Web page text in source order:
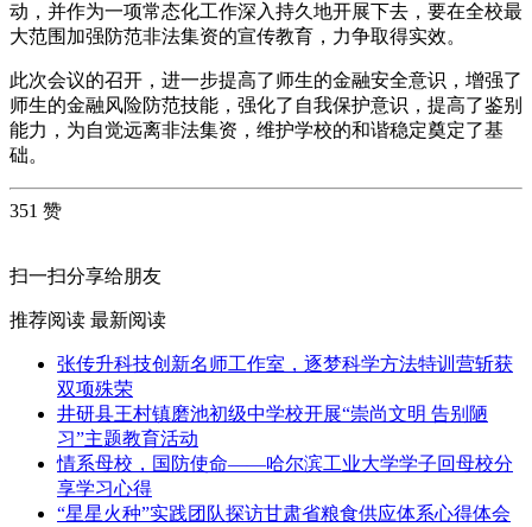
动，并作为一项常态化工作深入持久地开展下去，要在全校最
大范围加强防范非法集资的宣传教育，力争取得实效。
此次会议的召开，进一步提高了师生的金融安全意识，增强了
师生的金融风险防范技能，强化了自我保护意识，提高了鉴别
能力，为自觉远离非法集资，维护学校的和谐稳定奠定了基
础。
351 赞
扫一扫分享给朋友
推荐阅读 最新阅读
张传升科技创新名师工作室，逐梦科学方法特训营斩获
双项殊荣
井研县王村镇磨池初级中学校开展“崇尚文明 告别陋
习”主题教育活动
情系母校，国防使命——哈尔滨工业大学学子回母校分
享学习心得
“星星火种”实践团队探访甘肃省粮食供应体系心得体会